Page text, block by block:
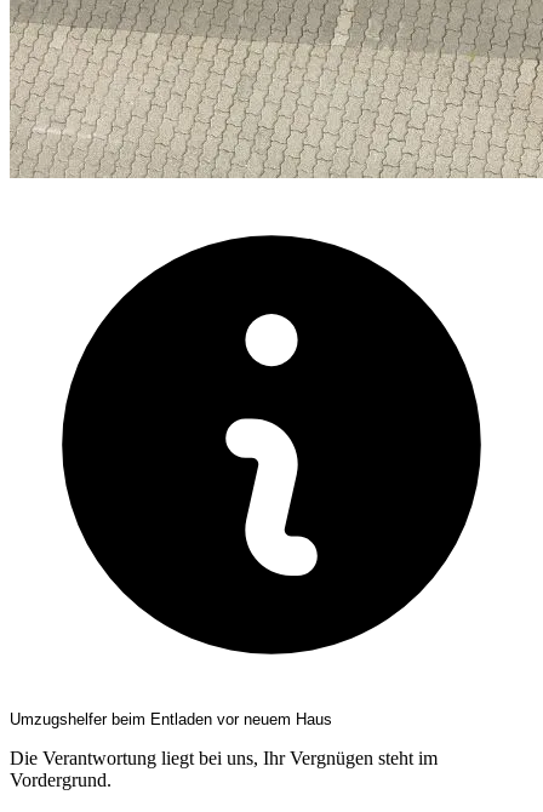
Umzugshelfer beim Entladen vor neuem Haus
Die Verantwortung liegt bei uns, Ihr Vergnügen steht im
Vordergrund.